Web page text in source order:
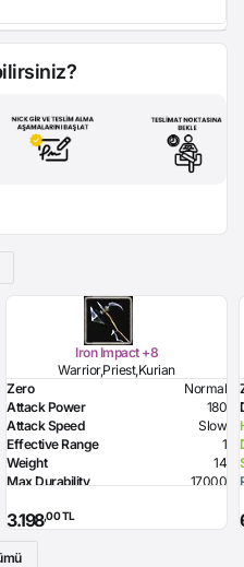
Iron Impact +8
Warrior,Priest,Kurian
Zero
Normal
Attack Power
180
Attack Speed
Slow
Effective Range
1
Weight
14
Max Durability
17000
Required Strength
3.198,00 TL